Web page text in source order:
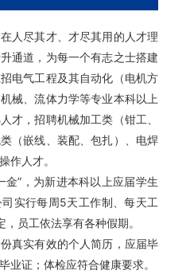
人尽其才、才尽其用的人才理
通道，为每一个有志之士搭建
电气工程及其自动化（电机方
械、流体力学等专业本科以上
才，招聘机械加工类（钳工、
（嵌线、装配、包扎）、电焊
作人才。
金”，为新进本科以上应届学生
实行每周5天工作制、每天工
员工依法享有各种假期。
真实有效的个人简历，应届毕
业证；体检应符合健康要求。